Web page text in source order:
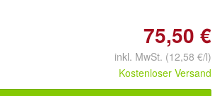
75,50 €
inkl. MwSt. (12,58 €/l)
Kostenloser Versand